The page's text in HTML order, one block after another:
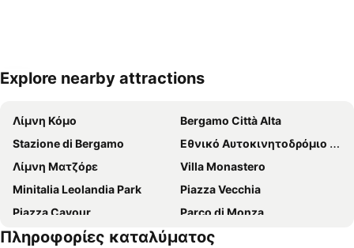
Ανάπτυξη χάρτη
Explore nearby attractions
Λίμνη Κόμο
Bergamo Città Alta
Stazione di Bergamo
Εθνικό Αυτοκινητοδρόμιο της Μόντζα
Λίμνη Ματζόρε
Villa Monastero
Minitalia Leolandia Park
Piazza Vecchia
Piazza Cavour
Parco di Monza
Boccaleone
Varenna-Esino-Perledo
Πληροφορίες καταλύματος